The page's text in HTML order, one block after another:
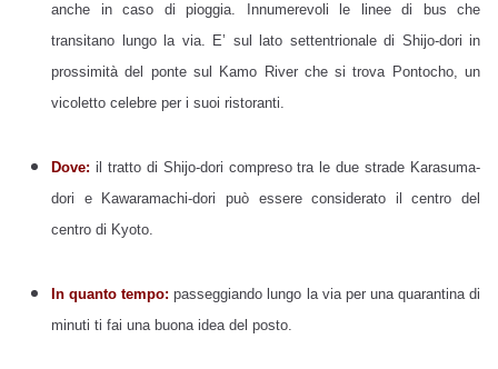
anche in caso di pioggia. Innumerevoli le linee di bus che
transitano lungo la via. E’ sul lato settentrionale di Shijo-dori in
prossimità del ponte sul Kamo River che si trova Pontocho, un
vicoletto celebre per i suoi ristoranti.
Dove: il tratto di Shijo-dori compreso tra le due strade Karasuma-
dori e Kawaramachi-dori può essere considerato il centro del
centro di Kyoto.
In quanto tempo: passeggiando lungo la via per una quarantina di
minuti ti fai una buona idea del posto.